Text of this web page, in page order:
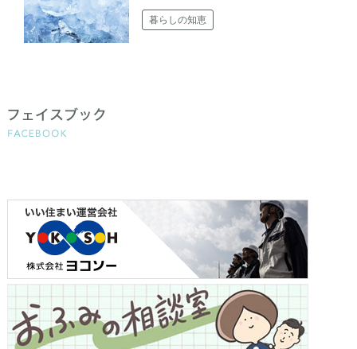
暮らしの知恵